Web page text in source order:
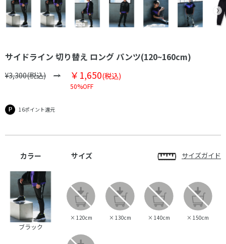
サイドライン 切り替え ロング パンツ(120~160cm)
¥3,300(税込) ￥1,650(税込)
50%OFF
16ポイント還元
カラー サイズ サイズガイド
ブラック
× 120cm × 130cm × 140cm × 150cm